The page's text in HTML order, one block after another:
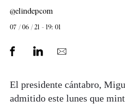
@elindepcom
07 / 06 / 21 - 19: 01
El presidente cántabro,
admitido este lunes que